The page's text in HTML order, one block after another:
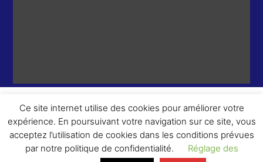
© 2026 – 2 ème Round – Tous droits réservés.
Ce site internet utilise des cookies pour améliorer votre
expérience. En poursuivant votre navigation sur ce site, vous
acceptez l’utilisation de cookies dans les conditions prévues
par notre politique de confidentialité.
Réglage des